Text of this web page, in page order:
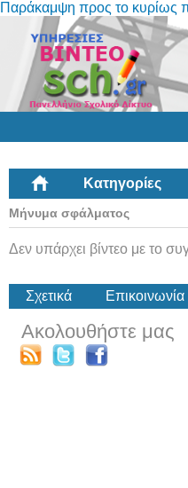
Παράκαμψη προς το κυρίως
Κατηγορίες
Μήνυμα σφάλματος
Δεν υπάρχει βίντεο με το
Σχετικά Επικοινωνία
Ακολουθήστε μας